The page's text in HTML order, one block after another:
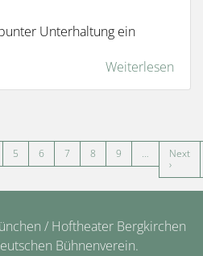
Unterhaltung ein
Weiterlesen
5 6 7 8 9 …
Next
›
/ Hoftheater Bergkirchen
Bühnenverein.